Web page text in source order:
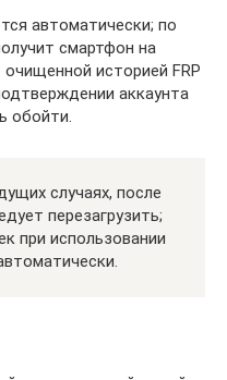
автоматически; по
смартфон на
историей FRP
аккаунта
обойти.
случаях, после
перезагрузить;
при использовании